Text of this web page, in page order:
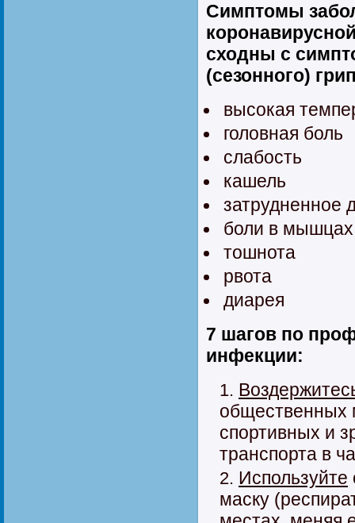
Симптомы
сходны с
(сезонного)
высокая
головная боль
слабость
кашель
затрудненное
боли в мышцах
тошнота
рвота
диарея
7 шагов по
инфекции:
общественных
спортивных и
транспорта в
Используйте
маску